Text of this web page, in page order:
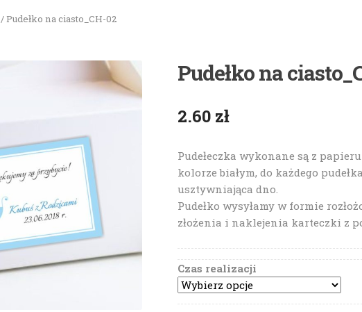
/ Pudełko na ciasto_CH-02
Pudełko na
2.60 zł
Pudełeczka wykonane są z
kolorze białym, do każdego
usztywniająca dno.
Pudełko wysyłamy w formie
złożenia i naklejenia karteczki z
Czas realizacji